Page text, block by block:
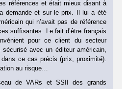
références et était mieux disant à
demande et sur le prix. Il lui a été
qui n’avait pas de référence
suffisantes. Le fait d’être français
pour ce client du secteur
avec un éditeur américain,
ce cas précis (prix, proximité).
au risque…
de VARs et SSII des grands